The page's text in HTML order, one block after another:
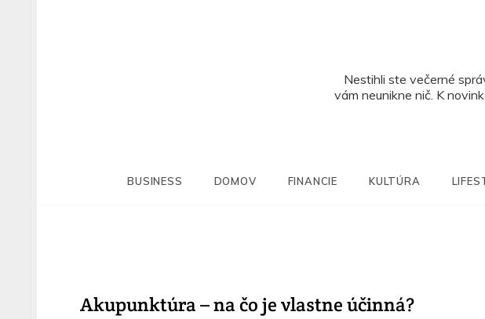
Nestihli ste večerné
vám neunikne nič. K
BUSINESS DOMOV FINANCIE KULTÚRA
Akupunktúra – na čo je vlastne účinná?